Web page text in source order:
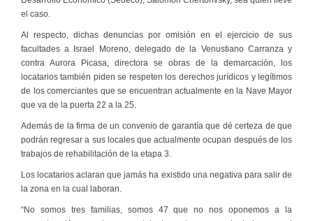
el caso.
Al respecto, dichas denuncias por omisión en el ejercicio de sus
facultades a Israel Moreno, delegado de la Venustiano Carranza y
contra Aurora Picasa, directora se obras de la demarcación, los
locatarios también piden se respeten los derechos jurídicos y legítimos
de los comerciantes que se encuentran actualmente en la Nave Mayor
que va de la puerta 22 a la 25.
Además de la firma de un convenio de garantía que dé certeza de que
podrán regresar a sus locales que actualmente ocupan después de los
trabajos de rehabilitación de la etapa 3.
Los locatarios aclaran que jamás ha existido una negativa para salir de
la zona en la cual laboran.
“No somos tres familias, somos 47 que no nos oponemos a la